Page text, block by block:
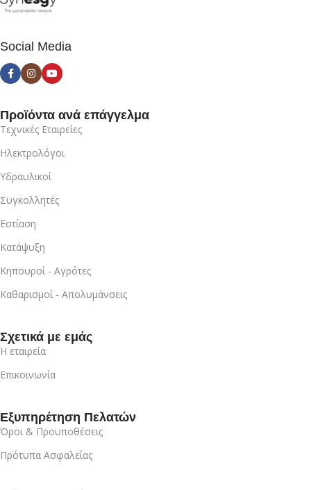
Social Media
Προϊόντα ανά επάγγελμα
Τεχνικές Εταιρείες
Ηλεκτρολόγοι
Υδραυλικοί
Συγκολλητές
Εστίαση
Κατάψυξη
Κηπουροί - Αγρότες
Καθαρισμοί - Απολυμάνσεις
Σχετικά με εμάς
Η εταιρεία
Επικοινωνία
Εξυπηρέτηση Πελατών
Όροι & Προυποθέσεις
Πρότυπα Ασφαλείας